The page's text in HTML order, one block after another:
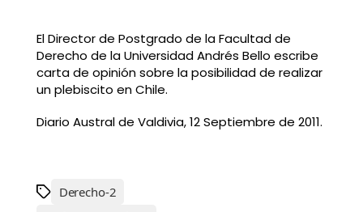
El Director de Postgrado de la Facultad de
Derecho de la Universidad Andrés Bello escribe
carta de opinión sobre la posibilidad de realizar
un plebiscito en Chile.
Diario Austral de Valdivia, 12 Septiembre de 2011.
Derecho-2